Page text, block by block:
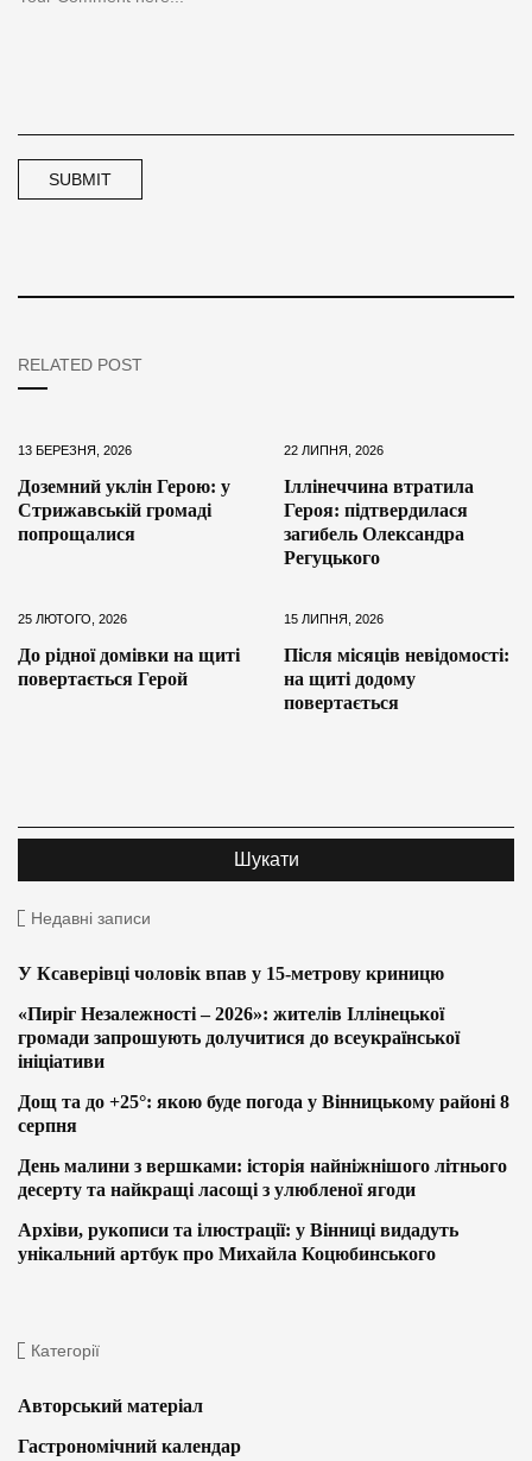
RELATED POST
13 БЕРЕЗНЯ, 2026
Доземний уклін Герою: у
Стрижавській громаді
попрощалися
22 ЛИПНЯ, 2026
Іллінеччина втратила
Героя: підтвердилася
загибель Олександра
Регуцького
25 ЛЮТОГО, 2026
До рідної домівки на щиті
повертається Герой
15 ЛИПНЯ, 2026
Після місяців невідомості:
на щиті додому
повертається
Недавні записи
У Ксаверівці чоловік впав у 15-метрову криницю
«Пиріг Незалежності – 2026»: жителів Іллінецької
громади запрошують долучитися до всеукраїнської
ініціативи
Дощ та до +25°: якою буде погода у Вінницькому районі 8
серпня
День малини з вершками: історія найніжнішого літнього
десерту та найкращі ласощі з улюбленої ягоди
Архіви, рукописи та ілюстрації: у Вінниці видадуть
унікальний артбук про Михайла Коцюбинського
Категорії
Авторський матеріал
Гастрономічний календар